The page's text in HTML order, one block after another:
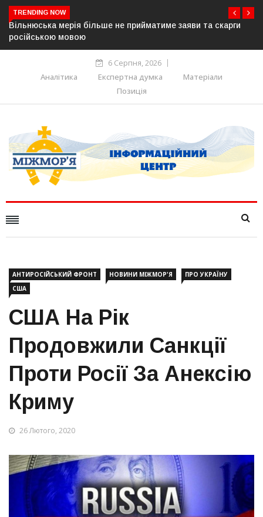
TRENDING NOW
не прийматиме заяви та скарги
В Угорщині можуть
6 Серпня, 2026
Аналітика
Експертна думка
Матеріали
Позиція
АНТИРОСІЙСЬКИЙ ФРОНТ НОВИНИ МІЖМОР'Я
ПРО УКРАЇНУ
США
США На Рік
Продовжили Санкції
Проти Росії За Анексію
Криму
26 Лютого, 2020